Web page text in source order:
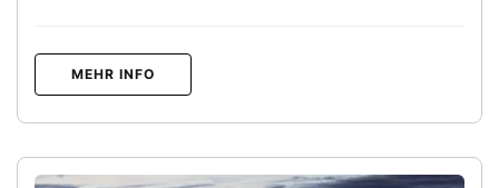
MEHR INFO